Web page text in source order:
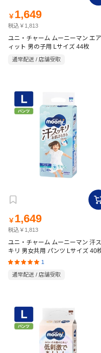
￥ 1,649
税込￥1,813
ユニ・チャーム ムーニーマン エ
ィット 男の子用 Lサイズ 44枚
通常配送 / 店舗受取
￥ 1,649
税込￥1,813
ユニ・チャーム ムーニーマン 汗
キリ 男女共用 パンツ Lサイズ 40
1
通常配送 / 店舗受取